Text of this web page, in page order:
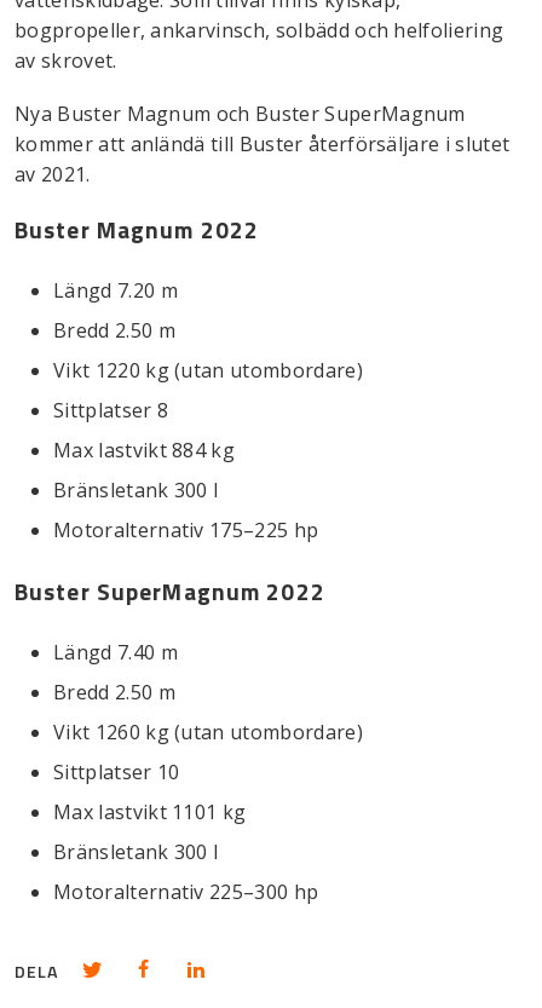
bogpropeller, ankarvinsch, solbädd och helfoliering
av skrovet.
Nya Buster Magnum och Buster SuperMagnum
kommer att anländä till Buster återförsäljare i slutet
av 2021.
Buster Magnum 2022
Längd 7.20 m
Bredd 2.50 m
Vikt 1220 kg (utan utombordare)
Sittplatser 8
Max lastvikt 884 kg
Bränsletank 300 l
Motoralternativ 175–225 hp
Buster SuperMagnum 2022
Längd 7.40 m
Bredd 2.50 m
Vikt 1260 kg (utan utombordare)
Sittplatser 10
Max lastvikt 1101 kg
Bränsletank 300 l
Motoralternativ 225–300 hp
DELA Dela på Twitter
Dela på Facebook
Dela på LinkedIn